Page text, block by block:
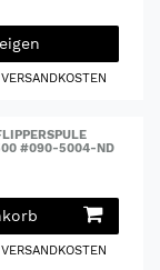
VERSANDKOSTEN
#090-5004-ND
VERSANDKOSTEN